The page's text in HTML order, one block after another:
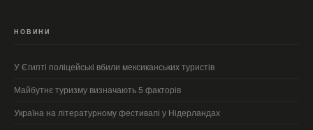
НОВИНИ
У Єгипті поліцейські вбили мексиканських туристів
Майбутнє туризму визначають 5 факторів
Україна на літературному фестивалі у Нідерландах